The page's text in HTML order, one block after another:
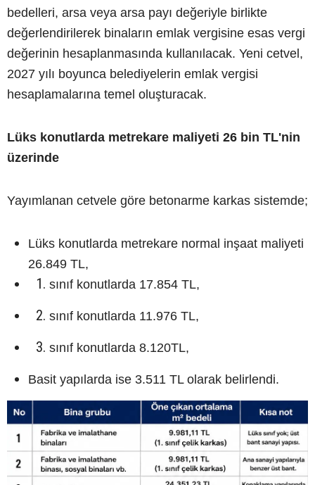
bedelleri, arsa veya arsa payı değeriyle birlikte
değerlendirilerek binaların emlak vergisine esas vergi
değerinin hesaplanmasında kullanılacak. Yeni cetvel,
2027 yılı boyunca belediyelerin emlak vergisi
hesaplamalarına temel oluşturacak.
Lüks konutlarda metrekare maliyeti 26 bin TL'nin
üzerinde
Yayımlanan cetvele göre betonarme karkas sistemde;
Lüks konutlarda metrekare normal inşaat maliyeti
26.849 TL,
sınıf konutlarda 17.854 TL,
sınıf konutlarda 11.976 TL,
sınıf konutlarda 8.120TL,
Basit yapılarda ise 3.511 TL olarak belirlendi.